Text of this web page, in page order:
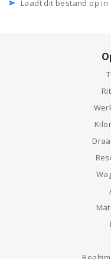
Laadt dit bestand op in